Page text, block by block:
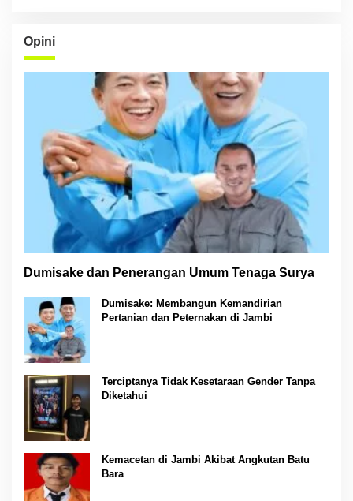
Opini
Dumisake dan Penerangan Umum Tenaga Surya
Dumisake: Membangun Kemandirian
Pertanian dan Peternakan di Jambi
Terciptanya Tidak Kesetaraan Gender Tanpa
Diketahui
Kemacetan di Jambi Akibat Angkutan Batu
Bara